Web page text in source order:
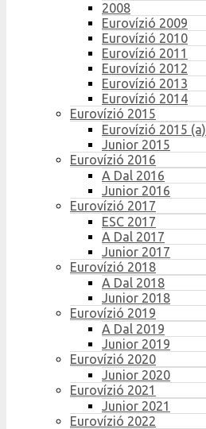
2008
Eurovízió 2009
Eurovízió 2010
Eurovízió 2011
Eurovízió 2012
Eurovízió 2013
Eurovízió 2014
Eurovízió 2015
Eurovízió 2015 (a)
Junior 2015
Eurovízió 2016
A Dal 2016
Junior 2016
Eurovízió 2017
ESC 2017
A Dal 2017
Junior 2017
Eurovízió 2018
A Dal 2018
Junior 2018
Eurovízió 2019
A Dal 2019
Junior 2019
Eurovízió 2020
Junior 2020
Eurovízió 2021
Junior 2021
Eurovízió 2022